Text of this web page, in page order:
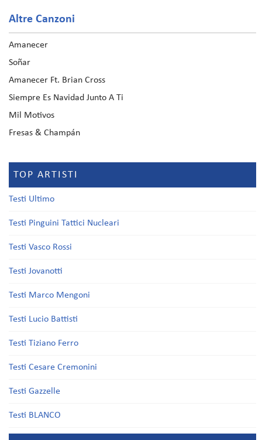
Altre Canzoni
Amanecer
Soñar
Amanecer Ft. Brian Cross
Siempre Es Navidad Junto A Ti
Mil Motivos
Fresas & Champán
TOP ARTISTI
Testi Ultimo
Testi Pinguini Tattici Nucleari
Testi Vasco Rossi
Testi Jovanotti
Testi Marco Mengoni
Testi Lucio Battisti
Testi Tiziano Ferro
Testi Cesare Cremonini
Testi Gazzelle
Testi BLANCO